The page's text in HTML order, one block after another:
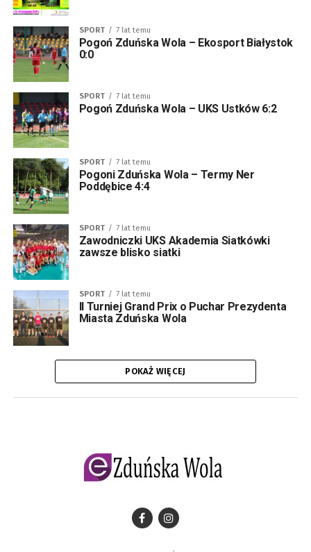
SPORT 7 lat temu
Pogoń Zduńska Wola – Ekosport Białystok
0:0
SPORT 7 lat temu
Pogoń Zduńska Wola – UKS Ustków 6:2
SPORT 7 lat temu
Pogoni Zduńska Wola – Termy Ner
Poddębice 4:4
SPORT 7 lat temu
Zawodniczki UKS Akademia Siatkówki
zawsze blisko siatki
SPORT 7 lat temu
II Turniej Grand Prix o Puchar Prezydenta
Miasta Zduńska Wola
POKAŻ WIĘCEJ